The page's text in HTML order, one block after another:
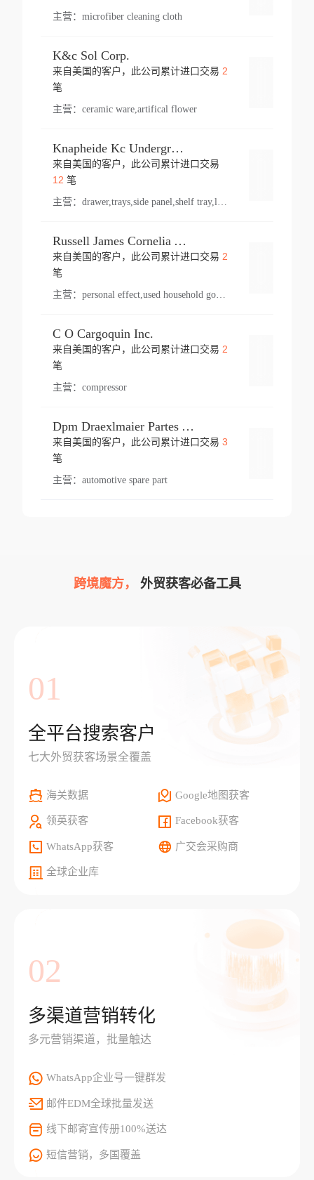
主营： microfiber cleaning cloth
K&c Sol Corp.
来自美国的客户，此公司累计进口交易 2
笔
主营： ceramic ware,artifical flower
Knapheide Kc Underground
来自美国的客户，此公司累计进口交易
12 笔
主营：
Russell James Cornelia Arlington Va
来自美国的客户，此公司累计进口交易 2
笔
主营： personal effect,used household goods
C O Cargoquin Inc.
来自美国的客户，此公司累计进口交易 2
笔
主营： compressor
Dpm Draexlmaier Partes Automotrices Corr Ind Huejotzingo
来自美国的客户，此公司累计进口交易 3
笔
主营： automotive spare part
跨境魔方， 外贸获客必备工具
01
全平台搜索客户
七大外贸获客场景全覆盖
海关数据 Google地图获客
领英获客 Facebook获客
WhatsApp获客 广交会采购商
全球企业库
02
多渠道营销转化
多元营销渠道，批量触达
WhatsApp企业号一键群发
邮件EDM全球批量发送
线下邮寄宣传册100%送达
短信营销，多国覆盖